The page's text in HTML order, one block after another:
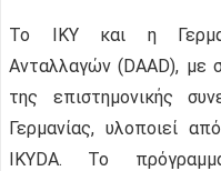
Το ΙΚΥ και η
Ανταλλαγών (DAAD), με
της επιστημονικής
Γερμανίας, υλοποιεί
ΙΚΥDA. Το